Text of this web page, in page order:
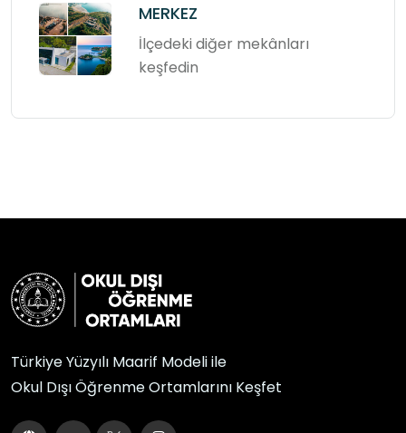
MERKEZ
İlçedeki diğer mekânları
keşfedin
Türkiye Yüzyılı Maarif Modeli ile
Okul Dışı Öğrenme Ortamlarını Keşfet